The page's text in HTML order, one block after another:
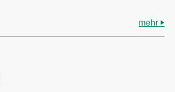
mehr